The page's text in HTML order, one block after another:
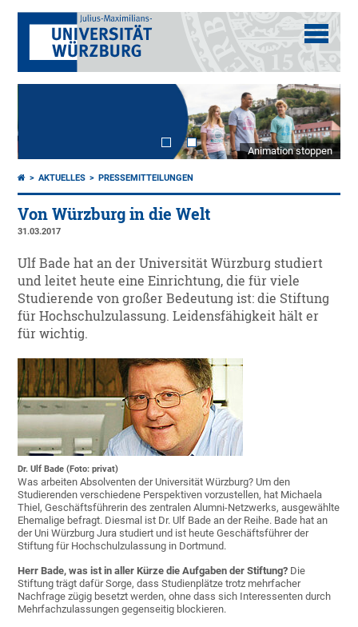
Animation stoppen
AKTUELLES PRESSEMITTEILUNGEN
Von Würzburg in die Welt
31.03.2017
Ulf Bade hat an der Universität Würzburg studiert
und leitet heute eine Einrichtung, die für viele
Studierende von großer Bedeutung ist: die Stiftung
für Hochschulzulassung. Leidensfähigkeit hält er
für wichtig.
Dr. Ulf Bade (Foto: privat)
Was arbeiten Absolventen der Universität Würzburg? Um den
Studierenden verschiedene Perspektiven vorzustellen, hat Michaela
Thiel, Geschäftsführerin des zentralen Alumni-Netzwerks, ausgewählte
Ehemalige befragt. Diesmal ist Dr. Ulf Bade an der Reihe. Bade hat an
der Uni Würzburg Jura studiert und ist heute Geschäftsführer der
Stiftung für Hochschulzulassung in Dortmund.
Herr Bade, was ist in aller Kürze die Aufgaben der Stiftung? Die
Stiftung trägt dafür Sorge, dass Studienplätze trotz mehrfacher
Nachfrage zügig besetzt werden, ohne dass sich Interessenten durch
Mehrfachzulassungen gegenseitig blockieren.